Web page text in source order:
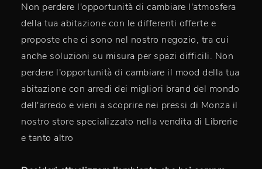
Non perdere l'opportunità di cambiare l'atmosfera
della tua abitazione con le differenti offerte e
proposte che ci sono nel nostro negozio, tra cui
anche soluzioni su misura per spazi difficili. Non
perdere l'opportunità di cambiare il mood della tua
abitazione con arredi dei migliori brand del mondo
dell'arredo e vieni a scoprire nei pressi di Monza il
nostro store specializzato nella vendita di Librerie
e tanto altro